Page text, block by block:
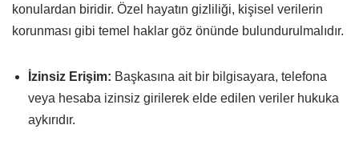
konulardan biridir. Özel hayatın gizliliği, kişisel verilerin
korunması gibi temel haklar göz önünde bulundurulmalıdır.
İzinsiz Erişim: Başkasına ait bir bilgisayara, telefona
veya hesaba izinsiz girilerek elde edilen veriler hukuka
aykırıdır.